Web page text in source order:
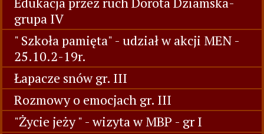
grupa IV
" Szkoła pamięta" - udział w akcji MEN -
25.10.2-19r.
Łapacze snów gr. III
Rozmowy o emocjach gr. III
"Życie jeży " - wizyta w MBP - gr I